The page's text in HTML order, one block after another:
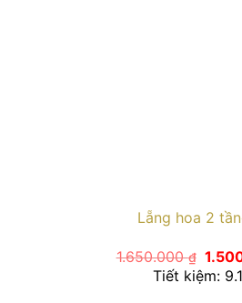
Lẵng hoa 2
1.650.000₫ Giá
gốc
là:
Tiết kiệm: